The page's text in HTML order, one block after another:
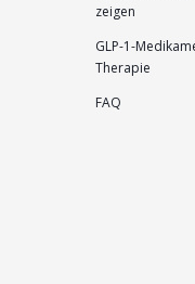
zeigen
GLP-1-
Therapie
FAQ